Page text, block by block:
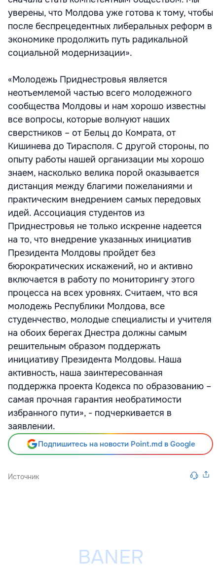
уверены, что Молдова уже готова к тому, чтобы
после беспрецедентных либеральных реформ в
экономике продолжить путь радикальной
социальной модернизации».
«Молодежь Приднестровья является
неотъемлемой частью всего молодежного
сообщества Молдовы и нам хорошо известны
все вопросы, которые волнуют наших
сверстников – от Бельц до Комрата, от
Кишинева до Тирасполя. С другой стороны, по
опыту работы нашей организации мы хорошо
знаем, насколько велика порой оказывается
дистанция между благими пожеланиями и
практическим внедрением самых передовых
идей. Ассоциация студентов из
Приднестровья не только искренне надеется
на то, что внедрение указанных инициатив
Президента Молдовы пройдет без
бюрократических искажений, но и активно
включается в работу по мониторингу этого
процесса на всех уровнях. Считаем, что вся
молодежь Республики Молдова, все
студенчество, молодые специалисты и учителя
на обоих берегах Днестра должны самым
решительным образом поддержать
инициативу Президента Молдовы. Наша
активность, наша заинтересованная
поддержка проекта Кодекса по образованию –
самая прочная гарантия необратимости
избранного пути», - подчеркивается в
заявлении.
Подпишитесь на новости Point.md в Google
Источник